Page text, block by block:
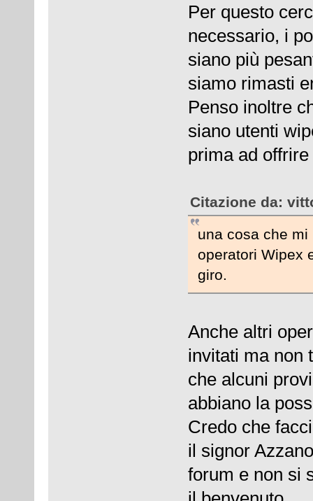
Per questo
necessario, i
siano più
siamo rimasti
Penso inoltre
siano utenti
prima ad
Citazione da:
una cosa che
operatori Wipex
giro.
Anche altri
invitati ma non
che alcuni
abbiano la
Credo che
il signor
forum e non si